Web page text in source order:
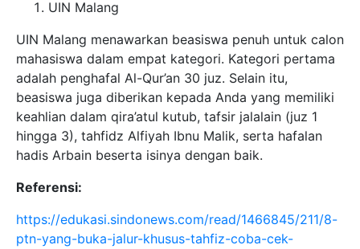
UIN Malang
UIN Malang menawarkan beasiswa penuh untuk calon
mahasiswa dalam empat kategori. Kategori pertama
adalah penghafal Al-Qur’an 30 juz. Selain itu,
beasiswa juga diberikan kepada Anda yang memiliki
keahlian dalam qira’atul kutub, tafsir jalalain (juz 1
hingga 3), tahfidz Alfiyah Ibnu Malik, serta hafalan
hadis Arbain beserta isinya dengan baik.
Referensi:
https://edukasi.sindonews.com/read/1466845/211/8-
ptn-yang-buka-jalur-khusus-tahfiz-coba-cek-